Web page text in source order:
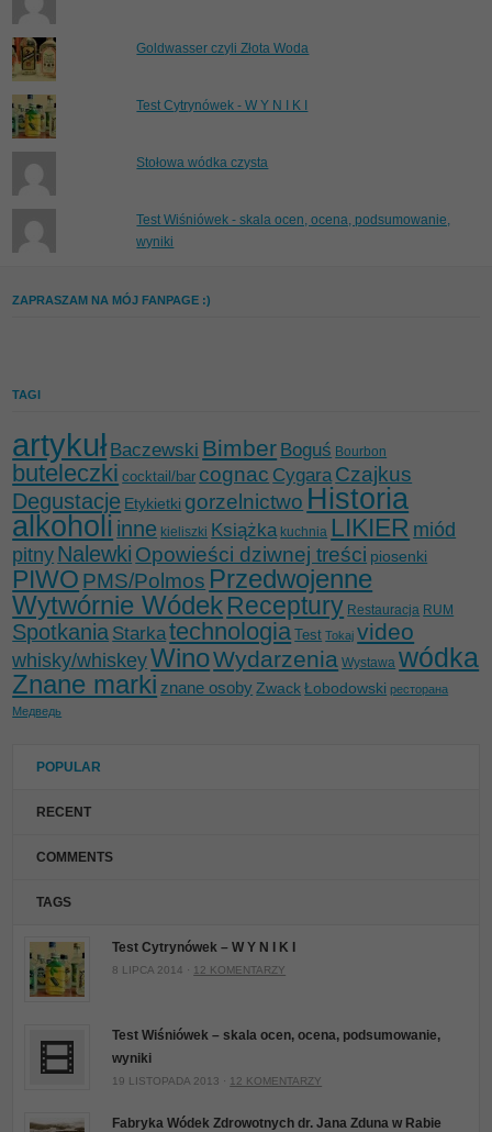
Goldwasser czyli Złota Woda
Test Cytrynówek - W Y N I K I
Stołowa wódka czysta
Test Wiśniówek - skala ocen, ocena, podsumowanie,
wyniki
ZAPRASZAM NA MÓJ FANPAGE :)
TAGI
artykułBaczewski Bimber Boguś Bourbon
buteleczki cocktail/bar cognac Cygara Czajkus
Degustacje Etykietki gorzelnictwo Historia
alkoholi inne kieliszki Książka kuchnia LIKIER miód
pitny Nalewki Opowieści dziwnej treści piosenki
PIWO PMS/Polmos Przedwojenne
Wytwórnie WódekReceptury Restauracja RUM
Spotkania Starkatechnologia Test Tokaj video
whisky/whiskeyWinoWydarzenia Wystawa wódka
Znane marki znane osoby Zwack Łobodowski ресторана
Медведь
POPULAR
RECENT
COMMENTS
TAGS
Test Cytrynówek – W Y N I K I
8 LIPCA 2014 · 12 KOMENTARZY
Test Wiśniówek – skala ocen, ocena, podsumowanie,
wyniki
19 LISTOPADA 2013 · 12 KOMENTARZY
Fabryka Wódek Zdrowotnych dr. Jana Zduna w Rabie